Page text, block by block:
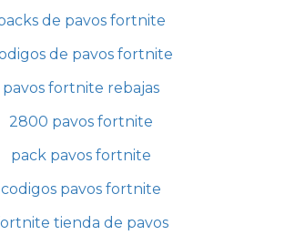
de pavos fortnite
de pavos fortnite
pavos fortnite rebajas
2800 pavos fortnite
pack pavos fortnite
codigos pavos fortnite
tienda de pavos